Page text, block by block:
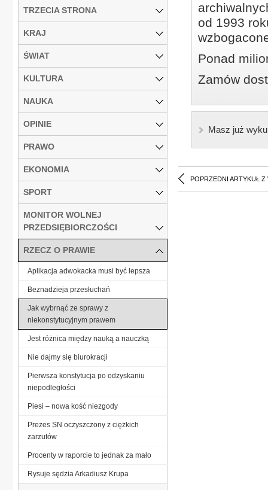
od 1993
Ponad
Zamów
Masz już
POPRZEDNI ARTYKUŁ Z
TRZECIA STRONA
KRAJ
ŚWIAT
KULTURA
NAUKA
OPINIE
PRAWO
EKONOMIA
SPORT
MONITOR WOLNEJ
PRZEDSIĘBIORCZOŚCI
RZECZ O PRAWIE
Aplikacja adwokacka musi być lepsza
Beznadzieja przesłuchań
Jak wybrnąć ze sprawy z
niekonstytucyjnym prawem
Jest różnica między nauką a nauczką
Nie dajmy się biurokracji
Pierwsza konstytucja po odzyskaniu
niepodległości
Piesi – nowa kość niezgody
Prezes SN oczyszczony z ciężkich
zarzutów
Procenty w raporcie to jednak za mało
Rysuje sędzia Arkadiusz Krupa